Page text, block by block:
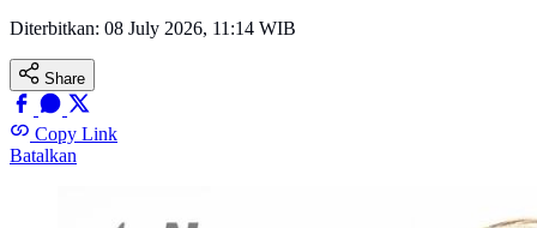
Diterbitkan: 08 July 2026, 11:14 WIB
Share
Copy Link
Batalkan